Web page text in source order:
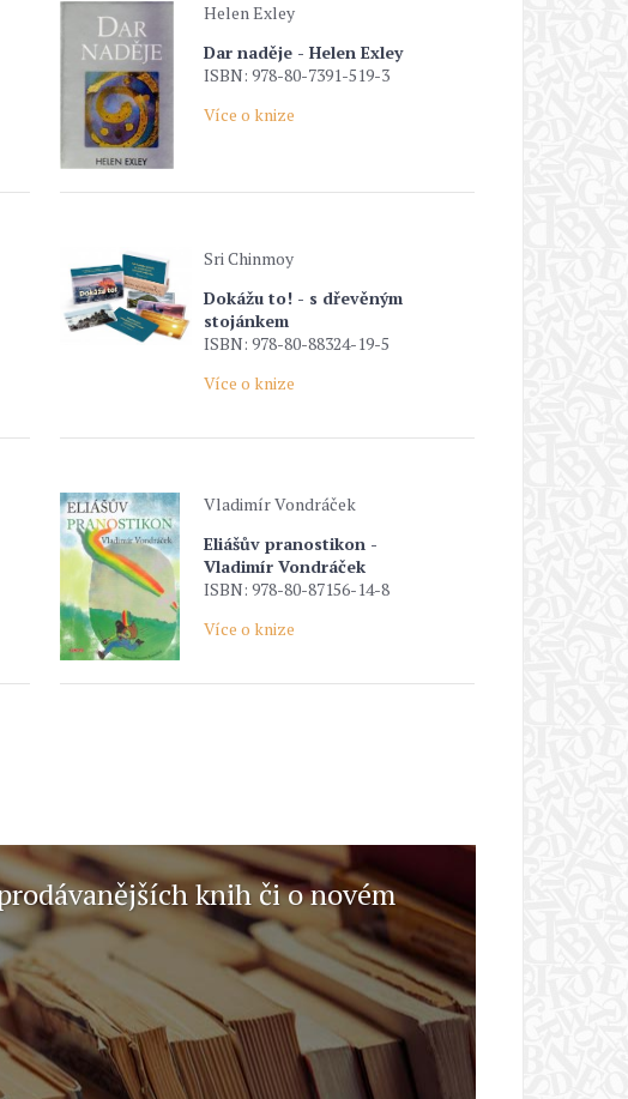
Helen Exley
Dar naděje - Helen Exley
ISBN: 978-80-7391-519-3
Více o knize
Sri Chinmoy
Dokážu to! - s dřevěným
stojánkem
ISBN: 978-80-88324-19-5
Více o knize
Vladimír Vondráček
Eliášův pranostikon -
Vladimír Vondráček
ISBN: 978-80-87156-14-8
Více o knize
knih či o novém